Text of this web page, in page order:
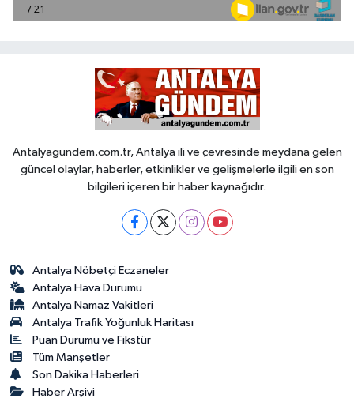
Antalyagundem.com.tr, Antalya ili ve çevresinde meydana gelen
güncel olaylar, haberler, etkinlikler ve gelişmelerle ilgili en son
bilgileri içeren bir haber kaynağıdır.
Antalya Nöbetçi Eczaneler
Antalya Hava Durumu
Antalya Namaz Vakitleri
Antalya Trafik Yoğunluk Haritası
Puan Durumu ve Fikstür
Tüm Manşetler
Son Dakika Haberleri
Haber Arşivi